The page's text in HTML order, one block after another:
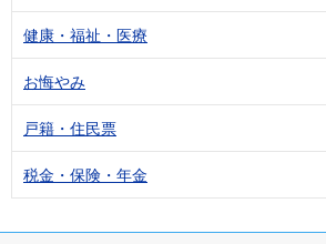
健康・福祉・医療
お悔やみ
戸籍・住民票
税金・保険・年金